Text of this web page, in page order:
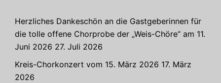
Herzliches Dankeschön an die Gastgeberinnen für
die tolle offene Chorprobe der „Weis-Chöre“ am 11.
Juni 2026 27. Juli 2026
Kreis-Chorkonzert vom 15. März 2026 17. März
2026